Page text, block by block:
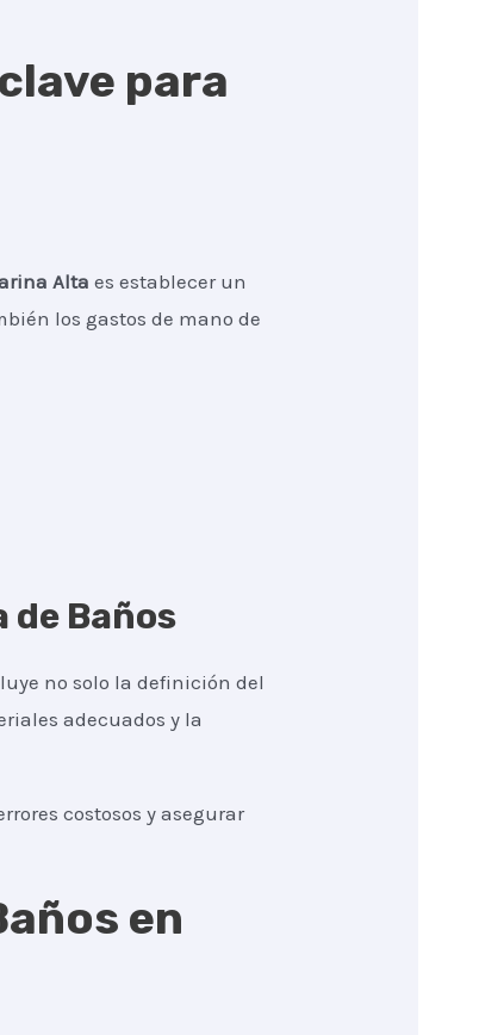
para
Altaes establecer un
los gastos de mano de
Baños
no solo la definición del
adecuados y la
costosos y asegurar
en